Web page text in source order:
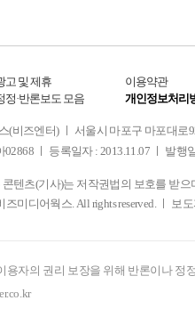
고 및 제휴
정·반론보도 모음
이용약관
개인정보처리
(비즈엔터) ㅣ 서울시 마포구 마포대로
ㅣ 등록일자 : 2013.11.07 ㅣ 발
텐츠(기사)는 저작권법의 보호를 받
즈미디어웍스. All rights reserved. ㅣ 보
용자의 권리 보장을 위해 반론이나